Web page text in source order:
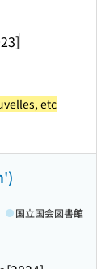
etc
国立国会図書館